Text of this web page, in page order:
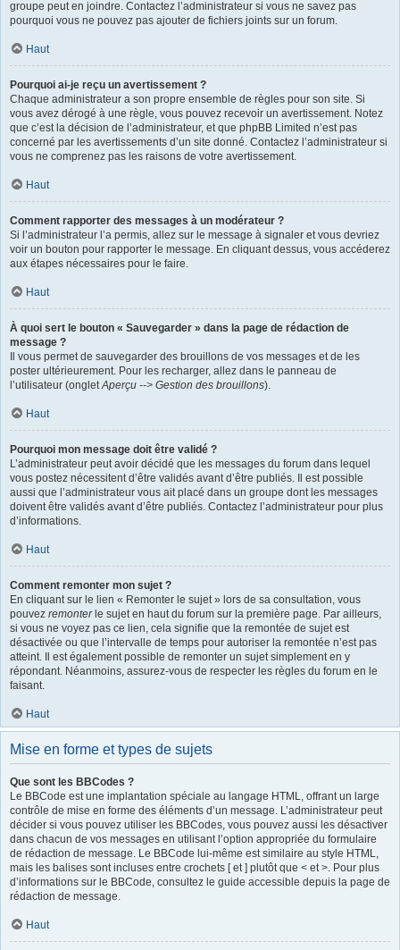
groupe peut en joindre. Contactez l’administrateur si vous ne savez pas
pourquoi vous ne pouvez pas ajouter de fichiers joints sur un forum.
Haut
Pourquoi ai-je reçu un avertissement ?
Chaque administrateur a son propre ensemble de règles pour son site. Si
vous avez dérogé à une règle, vous pouvez recevoir un avertissement. Notez
que c’est la décision de l’administrateur, et que phpBB Limited n’est pas
concerné par les avertissements d’un site donné. Contactez l’administrateur si
vous ne comprenez pas les raisons de votre avertissement.
Haut
Comment rapporter des messages à un modérateur ?
Si l’administrateur l’a permis, allez sur le message à signaler et vous devriez
voir un bouton pour rapporter le message. En cliquant dessus, vous accéderez
aux étapes nécessaires pour le faire.
Haut
À quoi sert le bouton « Sauvegarder » dans la page de rédaction de
message ?
Il vous permet de sauvegarder des brouillons de vos messages et de les
poster ultérieurement. Pour les recharger, allez dans le panneau de
l’utilisateur (ongletAperçu --> Gestion des brouillons).
Haut
Pourquoi mon message doit être validé ?
L’administrateur peut avoir décidé que les messages du forum dans lequel
vous postez nécessitent d’être validés avant d’être publiés. Il est possible
aussi que l’administrateur vous ait placé dans un groupe dont les messages
doivent être validés avant d’être publiés. Contactez l’administrateur pour plus
d’informations.
Haut
Comment remonter mon sujet ?
En cliquant sur le lien « Remonter le sujet » lors de sa consultation, vous
pouvez remonterle sujet en haut du forum sur la première page. Par ailleurs,
si vous ne voyez pas ce lien, cela signifie que la remontée de sujet est
désactivée ou que l’intervalle de temps pour autoriser la remontée n’est pas
atteint. Il est également possible de remonter un sujet simplement en y
répondant. Néanmoins, assurez-vous de respecter les règles du forum en le
faisant.
Haut
Mise en forme et types de sujets
Que sont les BBCodes ?
Le BBCode est une implantation spéciale au langage HTML, offrant un large
contrôle de mise en forme des éléments d’un message. L’administrateur peut
décider si vous pouvez utiliser les BBCodes, vous pouvez aussi les désactiver
dans chacun de vos messages en utilisant l’option appropriée du formulaire
de rédaction de message. Le BBCode lui-même est similaire au style HTML,
mais les balises sont incluses entre crochets [ et ] plutôt que < et >. Pour plus
d’informations sur le BBCode, consultez le guide accessible depuis la page de
rédaction de message.
Haut